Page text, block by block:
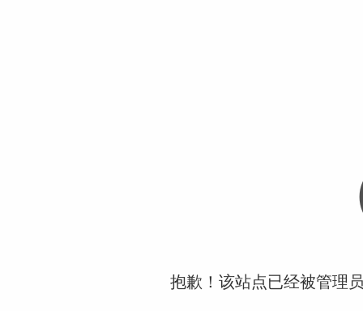
抱歉！该站点已经被管理